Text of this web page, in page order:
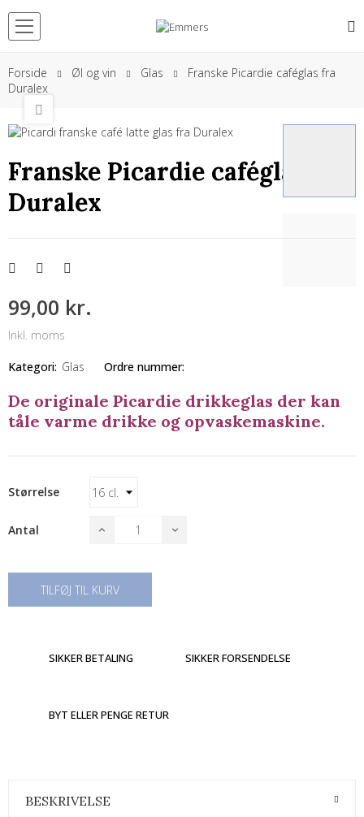
Forside Øl og vin Glas
Franske Picardie caféglas fra
Duralex
Franske Picardie caféglas fra
Duralex
99,00 kr.
Inkl. moms
Kategori: Glas Ordre nummer:
De originale Picardie drikkeglas der kan
tåle varme drikke og opvaskemaskine.
Størrelse
Antal
TILFØJ TIL KURV
SIKKER BETALING SIKKER FORSENDELSE
BYT ELLER PENGE RETUR
BESKRIVELSE